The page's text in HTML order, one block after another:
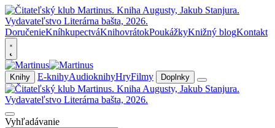
DoručenieKníhkupectváKnihovrátokPoukážkyKnižný blogKontakt
Knihy E-knihyAudioknihyHryFilmy Doplnky
Vyhľadávanie